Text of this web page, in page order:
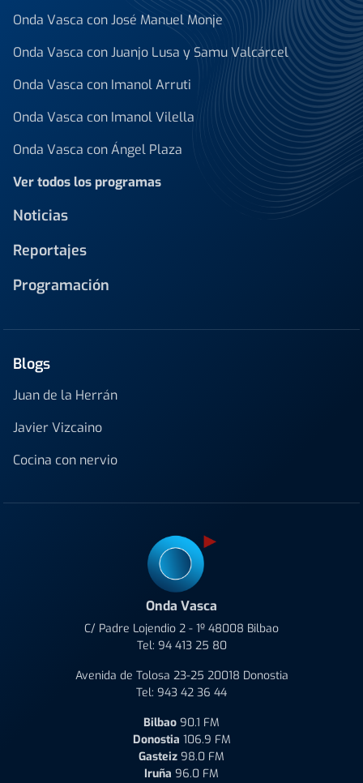
Onda Vasca con José Manuel Monje
Onda Vasca con Juanjo Lusa y Samu Valcárcel
Onda Vasca con Imanol Arruti
Onda Vasca con Imanol Vilella
Onda Vasca con Ángel Plaza
Ver todos los programas
Noticias
Reportajes
Programación
Blogs
Juan de la Herrán
Javier Vizcaino
Cocina con nervio
Onda Vasca
C/ Padre Lojendio 2 - 1º 48008 Bilbao
Tel: 94 413 25 80
Avenida de Tolosa 23-25 20018 Donostia
Tel: 943 42 36 44
Bilbao 90.1 FM
Donostia 106.9 FM
Gasteiz 98.0 FM
Iruña 96.0 FM